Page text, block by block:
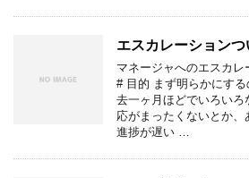
エスカレーション
マネージャへのエスカレ
# 目的 まず明らかにす
去一ヶ月ほどでいろいろ
応がまったくないとか
進捗が遅い …